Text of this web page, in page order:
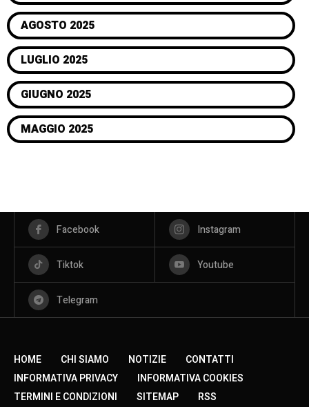
AGOSTO 2025
LUGLIO 2025
GIUGNO 2025
MAGGIO 2025
Facebook Instagram
Tiktok Youtube
Telegram
HOME CHI SIAMO NOTIZIE
CONTATTI
INFORMATIVA PRIVACY
INFORMATIVA COOKIES
TERMINI E CONDIZIONI
SITEMAP RSS